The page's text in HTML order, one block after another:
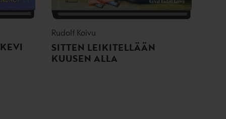
Rudolf Koivu
SITTEN LEIKITELLÄÄN
KUUSEN ALLA